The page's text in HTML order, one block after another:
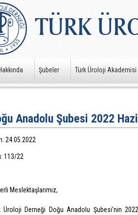
Şubeler Türk Üroloji Akademisi
Anadolu Şubesi 2022
24.05.2022
113/22
Meslektaşlarımız,
Üroloji Derneği Doğu Anadolu Şubesi’nin